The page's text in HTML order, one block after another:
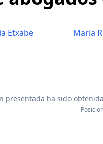
Etxabe Maria
presentada ha sido